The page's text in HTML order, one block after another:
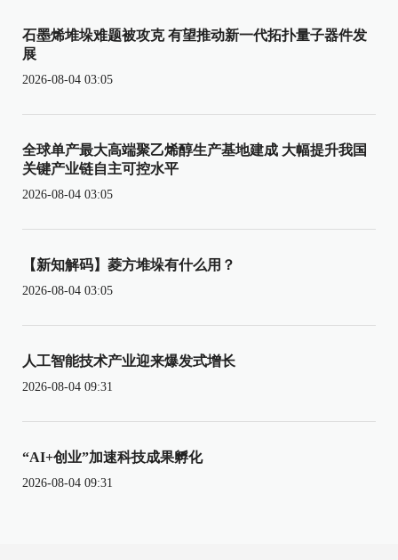
石墨烯堆垛难题被攻克 有望推动新一代拓扑量子器件发
展
2026-08-04 03:05
全球单产最大高端聚乙烯醇生产基地建成 大幅提升我国
关键产业链自主可控水平
2026-08-04 03:05
【新知解码】菱方堆垛有什么用？
2026-08-04 03:05
人工智能技术产业迎来爆发式增长
2026-08-04 09:31
“AI+创业”加速科技成果孵化
2026-08-04 09:31